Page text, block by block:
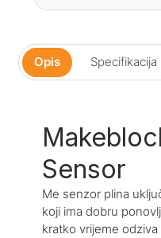
Opis Specifikacija
Sensor
Me senzor plina
koji ima dobru
kratko vrijeme